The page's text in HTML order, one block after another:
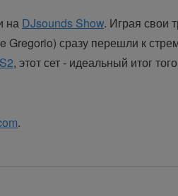
на DJsounds Show. Играя свои
сразу перешли к
, этот сет - идеальный итог
.